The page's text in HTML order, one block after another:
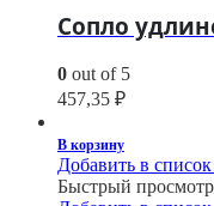
Сопло
0 out of 5
457,35 ₽
В корзину
Добавить в
Быстрый просмотр